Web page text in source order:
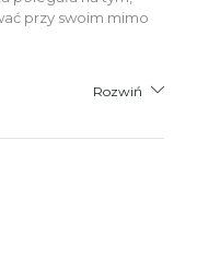
przy swoim mimo
Rozwiń